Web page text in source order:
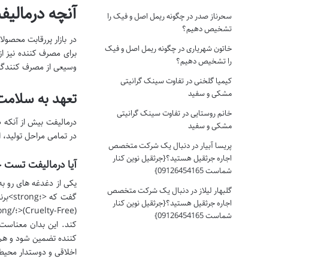
آنچه
در بازار پررقابت
برای مصرف کننده نیز
وسیعی از مصرف
تعهد به
درمالیفت بیش از
در تمامی مراحل
آیا درمالیفت
یکی از دغدغه های رو
کند. این بدان
کننده تضمین شود و هم
اخلاقی و دوستدار
سحرناز صدر درچگونه ریمل اصل و فیک را
تشخیص دهیم؟
خاتون شهریاریدرچگونه ریمل اصل و فیک
را تشخیص دهیم؟
کیمیا گلخنیدرتفاوت سینک گرانیتی
مشکی و سفید
خانم روستاییدرتفاوت سینک گرانیتی
مشکی و سفید
پریسا آبیار دردنبال یک شرکت متخصص
اجاره جرثقیل هستید؟{جرثقیل نوین کنار
شماست 09126454165}
گلبهار لیلاز دردنبال یک شرکت متخصص
اجاره جرثقیل هستید؟{جرثقیل نوین کنار
شماست 09126454165}